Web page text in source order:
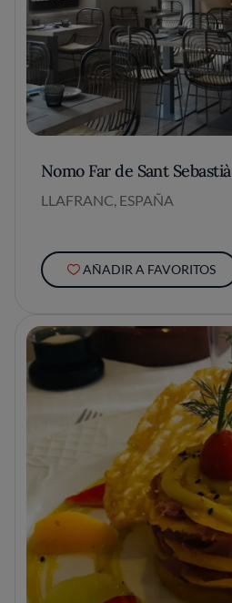
Nomo Far de Sant Sebastià
LLAFRANC, ESPAÑA
AÑADIR A FAVORITOS